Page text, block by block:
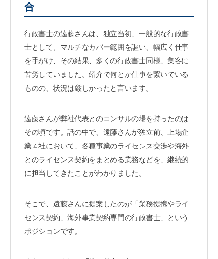
合
行政書士の遠藤さんは、独立当初、一般的な行政書
士として、マルチなカバー範囲を謳い、幅広く仕事
を手がけ、その結果、多くの行政書士同様、集客に
苦労していました。紹介で何とか仕事を繋いでいる
ものの、状況は厳しかったと言います。
遠藤さんが弊社代表とのコンサルの場を持ったのは
その頃です。話の中で、遠藤さんが独立前、上場企
業４社において、各種事業のライセンス交渉や海外
とのライセンス契約をまとめる業務などを、継続的
に担当してきたことがわかりました。
そこで、遠藤さんに提案したのが「業務提携やライ
センス契約、海外事業契約専門の行政書士」という
ポジションです。